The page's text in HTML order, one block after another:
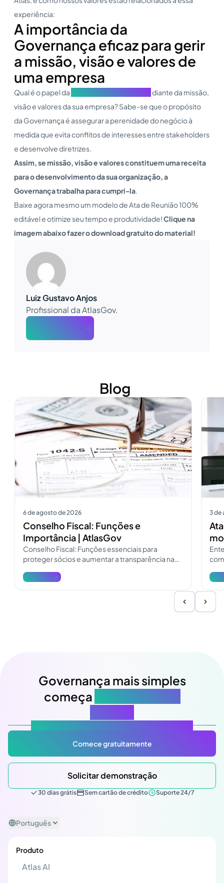
experiência:
A importância da
Governança eficaz para gerir
a missão, visão e valores de
uma empresa
Qual é o papel da
diante da missão,
visão e valores da sua empresa? Sabe-se que o propósito
da Governança é assegurar a perenidade do negócio à
medida que evita conflitos de interesses entre stakeholders
e desenvolve diretrizes.
Assim, se missão, visão e valores constituem uma receita
para o desenvolvimento da sua organização, a
Governança trabalha para cumpri-la.
Baixe agora mesmo um modelo de Ata de Reunião 100%
editável e otimize seu tempo e produtividade!Clique na
imagem abaixo fazer o download gratuito do material!
Luiz Gustavo Anjos
Profissional da AtlasGov.
Blog
6 de agosto de 2026
Conselho Fiscal: Funções e
Importância | AtlasGov
Conselho Fiscal: Funções essenciais para
proteger sócios e aumentar a transparência na
e atualize a fiscalização.
Ver mais
3 de
Ver
Governança mais simples
começa
Comece gratuitamente
Solicitar demonstração
30 dias grátis Sem cartão de crédito Suporte 24/7
Português
Produto
Atlas AI